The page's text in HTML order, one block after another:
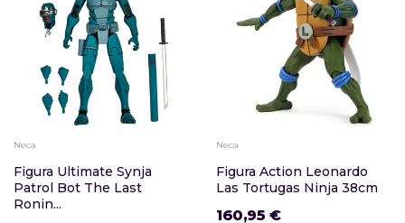
Neca
Figura Ultimate Synja
Patrol Bot The Last
Ronin...
Neca
Figura Action Leonardo
Las Tortugas Ninja 38cm
160,95 €